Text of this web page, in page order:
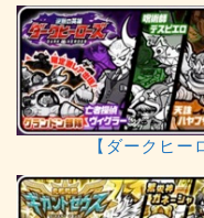
【ダークヒー